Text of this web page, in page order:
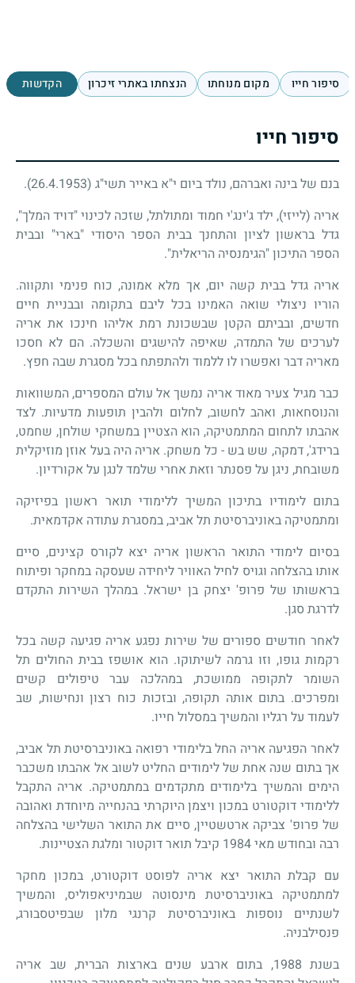
סיפור חייו מקום מנוחתו הנצחתו באתרי זיכרון הקדשות
סיפור חייו
בנם של בינה ואברהם, נולד ביום י"א באייר תשי"ג (26.4.1953).
אריה (לייזי), ילד ג'ינג'י חמוד ומתולתל, שזכה לכינוי "דויד המלך",
גדל בראשון לציון והתחנך בבית הספר היסודי "בארי" ובבית
הספר התיכון "הגימנסיה הריאלית".
אריה גדל בבית קשה יום, אך מלא אמונה, כוח פנימי ותקווה.
הוריו ניצולי שואה האמינו בכל ליבם בתקומה ובבניית חיים
חדשים, ובביתם הקטן שבשכונת רמת אליהו חינכו את אריה
לערכים של התמדה, שאיפה להישגים והשכלה. הם לא חסכו
מאריה דבר ואפשרו לו ללמוד ולהתפתח בכל מסגרת שבה חפץ.
כבר מגיל צעיר מאוד אריה נמשך אל עולם המספרים, המשוואות
והנוסחאות, ואהב לחשוב, לחלום ולהבין תופעות מדעיות. לצד
אהבתו לתחום המתמטיקה, הוא הצטיין במשחקי שולחן, שחמט,
ברידג', דמקה, שש בש - כל משחק. אריה היה בעל אוזן מוזיקלית
משובחת, ניגן על פסנתר וזאת אחרי שלמד לנגן על אקורדיון.
בתום לימודיו בתיכון המשיך ללימודי תואר ראשון בפיזיקה
ומתמטיקה באוניברסיטת תל אביב, במסגרת עתודה אקדמאית.
בסיום לימודי התואר הראשון אריה יצא לקורס קצינים, סיים
אותו בהצלחה וגויס לחיל האוויר ליחידה שעסקה במחקר ופיתוח
בראשותו של פרופ' יצחק בן ישראל. במהלך השירות התקדם
לדרגת סגן.
לאחר חודשים ספורים של שירות נפגע אריה פגיעה קשה בכל
רקמות גופו, וזו גרמה לשיתוקו. הוא אושפז בבית החולים תל
השומר לתקופה ממושכת, במהלכה עבר טיפולים קשים
ומפרכים. בתום אותה תקופה, ובזכות כוח רצון ונחישות, שב
לעמוד על רגליו והמשיך במסלול חייו.
לאחר הפגיעה אריה החל בלימודי רפואה באוניברסיטת תל אביב,
אך בתום שנה אחת של לימודים החליט לשוב אל אהבתו משכבר
הימים והמשיך בלימודים מתקדמים במתמטיקה. אריה התקבל
ללימודי דוקטורט במכון ויצמןהיוקרתי בהנחייה מיוחדת ואהובה
של פרופ' צביקה ארטשטיין, סיים את התואר השלישי בהצלחה
רבה ובחודש מאי 1984 קיבל תואר דוקטור ומלגת הצטיינות.
עם קבלת התואר יצא אריה לפוסט דוקטורט, במכון מחקר
למתמטיקה באוניברסיטת מינסוטה שבמיניאפוליס, והמשיך
לשנתיים נוספות באוניברסיטת קרנגי מלון שבפיטסבורג,
פנסילבניה.
בשנת 1988, בתום ארבע שנים בארצות הברית, שב אריה